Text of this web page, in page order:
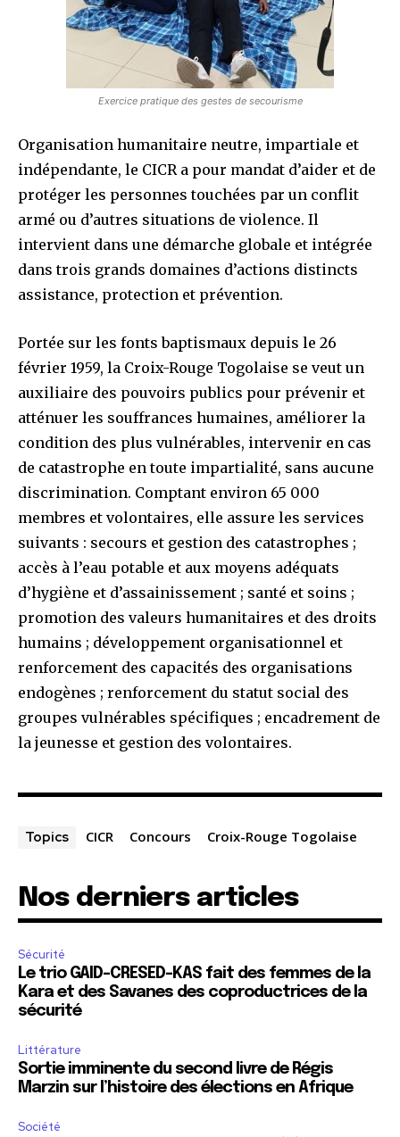
Exercice pratique des gestes de secourisme
Organisation humanitaire neutre, impartiale et
indépendante, le CICR a pour mandat d’aider et de
protéger les personnes touchées par un conflit
armé ou d’autres situations de violence. Il
intervient dans une démarche globale et intégrée
dans trois grands domaines d’actions distincts
assistance, protection et prévention.
Portée sur les fonts baptismaux depuis le 26
février 1959, la Croix-Rouge Togolaise se veut un
auxiliaire des pouvoirs publics pour prévenir et
atténuer les souffrances humaines, améliorer la
condition des plus vulnérables, intervenir en cas
de catastrophe en toute impartialité, sans aucune
discrimination. Comptant environ 65 000
membres et volontaires, elle assure les services
suivants : secours et gestion des catastrophes ;
accès à l’eau potable et aux moyens adéquats
d’hygiène et d’assainissement ; santé et soins ;
promotion des valeurs humanitaires et des droits
humains ; développement organisationnel et
renforcement des capacités des organisations
endogènes ; renforcement du statut social des
groupes vulnérables spécifiques ; encadrement de
la jeunesse et gestion des volontaires.
Topics CICR Concours Croix-Rouge Togolaise
Nos derniers articles
Sécurité
Le trio GAID-CRESED-KAS fait des femmes de la
Kara et des Savanes des coproductrices de la
sécurité
Littérature
Sortie imminente du second livre de Régis
Marzin sur l’histoire des élections en Afrique
Société